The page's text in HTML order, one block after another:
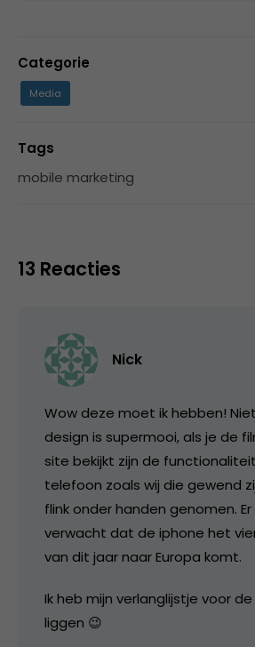
Categorie
Media
Tags
mobile marketing
13 Reacties
Nick
Wow deze moet ik hebben!
design is supermooi, als je de
site bekijkt zijn de
telefoon zoals wij die gewend
flink onder handen genomen.
verwacht dat de iphone het
van dit jaar naar Europa komt.
Ik heb mijn verlanglijstje voor
liggen 😉